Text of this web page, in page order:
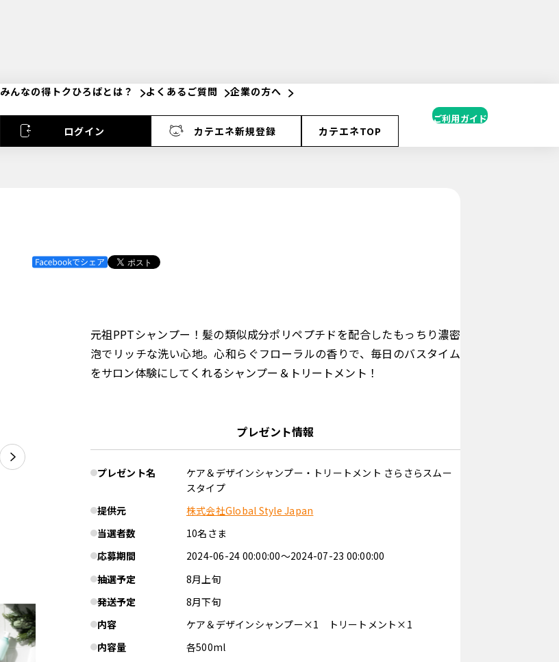
ご利用ガイド
みんなの得トクひろばとは？ よくあるご質問 企業の方へ
ログイン カテエネ新規登録 カテエネTOP
元祖PPTシャンプー！髪の類似成分ポリペプチドを配合したもっちり濃密
泡でリッチな洗い心地。心和らぐフローラルの香りで、毎日のバスタイム
をサロン体験にしてくれるシャンプー＆トリートメント！
プレゼント情報
プレゼント名
ケア＆デザインシャンプー・トリートメント さらさらスムー
スタイプ
提供元
株式会社Global Style Japan
当選者数
10名さま
応募期間
2024-06-24 00:00:00〜2024-07-23 00:00:00
抽選予定
8月上旬
発送予定
8月下旬
内容
ケア＆デザインシャンプー×1 トリートメント×1
内容量
各500ml